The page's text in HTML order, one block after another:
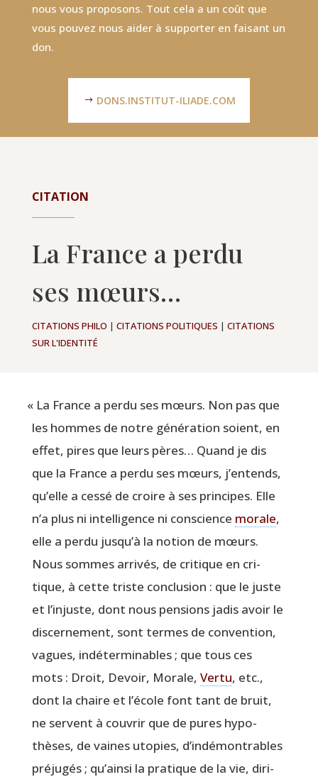
nous vous proposons. Tout cela a un coût que
vous pouvez nous aider à supporter en faisant un
don.
DONS.INSTITUT-ILIADE.COM
CITATION
La France a perdu
ses mœurs…
CITATIONS PHILO | CITATIONS POLITIQUES | CITATIONS
SUR L'IDENTITÉ
« La France a per­du ses mœurs. Non pas que
les hommes de notre géné­ra­tion soient, en
effet, pires que leurs pères… Quand je dis
que la France a per­du ses mœurs, j’entends,
qu’elle a ces­sé de croire à ses prin­cipes. Elle
n’a plus ni intel­li­gence ni conscience morale,
elle a per­du jusqu’à la notion de mœurs.
Nous sommes arri­vés, de cri­tique en cri­
tique, à cette triste conclu­sion : que le juste
et l’injuste, dont nous pen­sions jadis avoir le
dis­cer­ne­ment, sont termes de conven­tion,
vagues, indé­ter­mi­nables ; que tous ces
mots : Droit, Devoir, Morale, Ver­tu, etc.,
dont la chaire et l’école font tant de bruit,
ne servent à cou­vrir que de pures hypo­
thèses, de vaines uto­pies, d’indémontrables
pré­ju­gés ; qu’ainsi la pra­tique de la vie, diri­